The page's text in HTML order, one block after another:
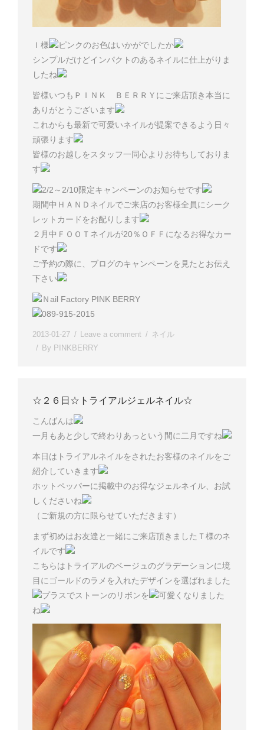
Ｉ様
ピンクのお色はいかがでしたか
シンプルだけどインパクトのあるネイルに仕上がりま
したね
皆様いつもＰＩＮＫ ＢＥＲＲＹにご来店頂き本当に
ありがとうございます
これからも最新で可愛いネイルが提案できるよう日々
頑張ります
皆様のお越しをスタッフ一同心よりお待ちしておりま
す
2/2～2/10限定キャンペーンのお知らせです
期間中ＨＡＮＤネイルでご来店のお客様全員にシーク
レットカードをお配りします
２月中ＦＯＯＴネイルが20％ＯＦＦになるお得なカー
ドです
ご予約の際に、ブログのキャンペーンを見たとお伝え
下さい
Ｎail Factory PINK BERRY
089-915-2015
2013-01-27 Leave a comment
ネイル
By PINKBERRY
☆２６日☆トライアルジェルネイル☆
こんばんは
一月もあと少しで終わりあっという間に二月ですね
本日はトライアルネイルをされたお客様のネイルをご
紹介していきます
ホットペッパーに掲載中のお得なジェルネイル、お試
しくださいね
（ご新規の方に限らせていただきます）
まず初めはお友達と一緒にご来店頂きましたＴ様のネ
イルです
こちらはトライアルのベージュのグラデーションに境
目にゴールドのラメを入れたデザインを選ばれました
プラスでストーンのリボンを
可愛くなりました
ね